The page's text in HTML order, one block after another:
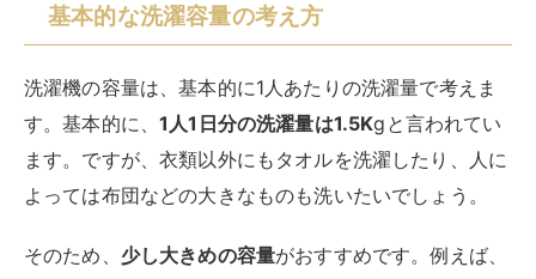
なります。1人あたりの洗濯量を目安に、そこからさら
に大きめの容量を選びましょう。
洗濯容量と乾燥容量
乾燥機能が搭載されている洗濯機を買う人も多いでしょ
で、注意が必要です。